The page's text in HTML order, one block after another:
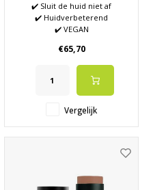
✔️ Sluit de huid niet af
✔️ Huidverbeterend
✔️ VEGAN
✔️ Zonder siliconen en
parabenen
✔️ Géén synthetische parfums
€65,70
Vergelijk